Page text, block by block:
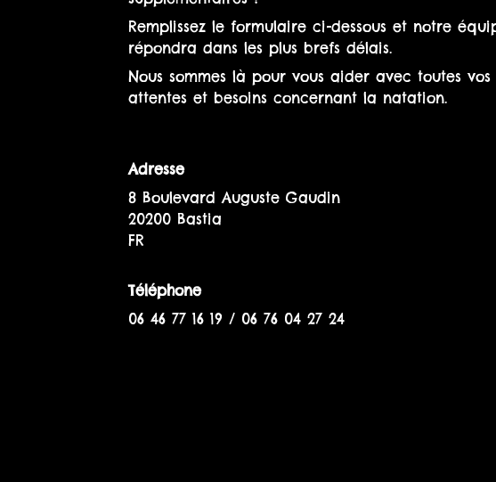
Remplissez le formulaire ci-dessous et notre
répondra dans les plus brefs délais.
Nous sommes là pour vous aider avec toutes vos
attentes et besoins concernant la natation.
Adresse
8 Boulevard Auguste Gaudin
20200 Bastia
FR
Téléphone
06 46 77 16 19 / 06 76 04 27 24